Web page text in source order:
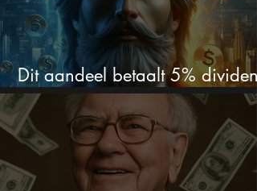
Dit aandeel betaalt 5%
Ik koop nog steeds bij